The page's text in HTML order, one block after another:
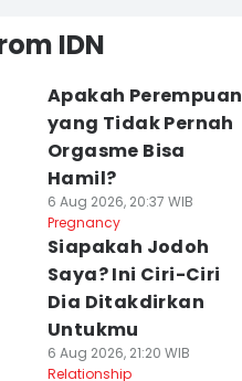
IDN
Apakah Perempuan
yang Tidak Pernah
Orgasme Bisa
Hamil?
6 Aug 2026, 20:37 WIB
Pregnancy
Siapakah Jodoh
Saya? Ini Ciri-Ciri
Dia Ditakdirkan
Untukmu
6 Aug 2026, 21:20 WIB
Relationship